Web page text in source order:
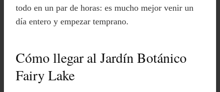
todo en un par de horas: es mucho mejor venir un
día entero y empezar temprano.
Cómo llegar al Jardín Botánico
Fairy Lake